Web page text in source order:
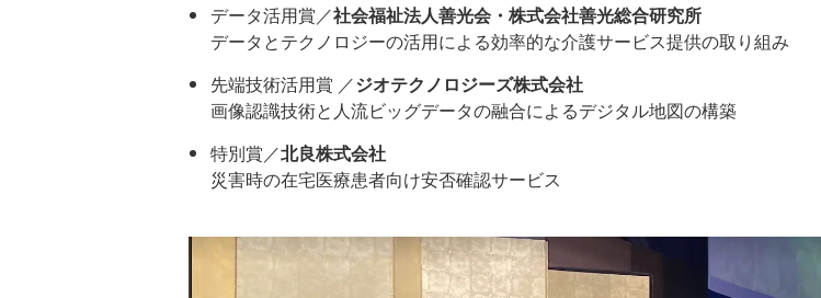
データ活用賞／社会福祉法人善光会・株式会社善光総合研究所
データとテクノロジーの活用による効率的な介護サービス提供の取り組み
先端技術活用賞 ／ジオテクノロジーズ株式会社
画像認識技術と人流ビッグデータの融合によるデジタル地図の構築
特別賞／北良株式会社
災害時の在宅医療患者向け安否確認サービス